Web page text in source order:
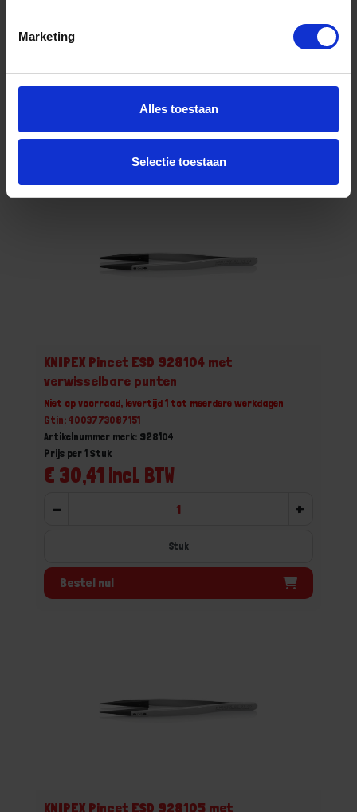
Marketing
Alles toestaan
Selectie toestaan
€ 30,41 incl. BTW
Bestel nu!
KNIPEX Pincet ESD 928104 met
verwisselbare punten
Niet op voorraad, levertijd 1 tot meerdere werkdagen
Gtin: 4003773087151
Artikelnummer merk: 928104
€ 30,41 incl. BTW
Prijs per 1 Stuk
- +
Stuk
Bestel nu!
KNIPEX Pincet ESD 928105 met